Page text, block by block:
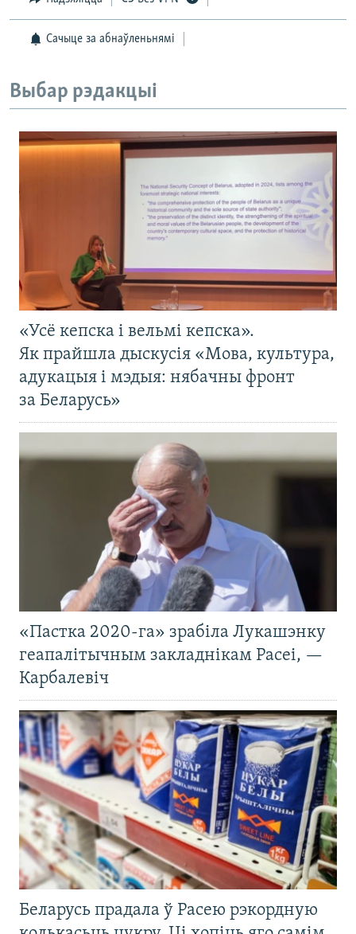
Сачыце за абнаўленьнямі
Выбар рэдакцыі
«Усё кепска і вельмі кепска».
Як прайшла дыскусія «Мова, культура,
адукацыя і мэдыя: нябачны фронт
за Беларусь»
«Пастка 2020-га» зрабіла Лукашэнку
геапалітычным закладнікам Расеі, —
Карбалевіч
Беларусь прадала ў Расею рэкордную